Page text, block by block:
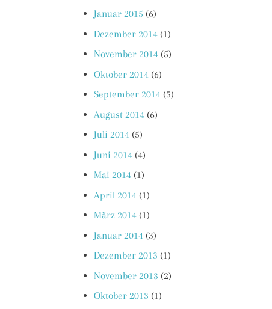
Januar 2015 (6)
Dezember 2014 (1)
November 2014 (5)
Oktober 2014 (6)
September 2014 (5)
August 2014 (6)
Juli 2014 (5)
Juni 2014 (4)
Mai 2014 (1)
April 2014 (1)
März 2014 (1)
Januar 2014 (3)
Dezember 2013 (1)
November 2013 (2)
Oktober 2013 (1)